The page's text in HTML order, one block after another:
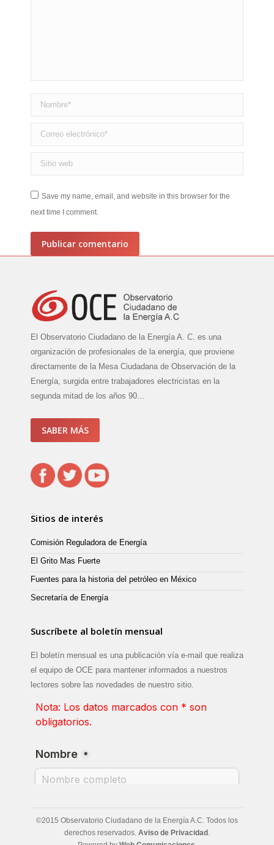
Nombre *
Correo electrónico *
Sitio web
Save my name, email, and website in this browser for the
next time I comment.
Publicar comentario
El Observatorio Ciudadano de la Energía A. C. es una
organización de profesionales de la energía, que proviene
directamente de la Mesa Ciudadana de Observación de la
Energía, surgida entre trabajadores electricistas en la
segunda mitad de los años 90...
SABER MÁS
Sitios de interés
Comisión Reguladora de Energía
El Grito Mas Fuerte
Fuentes para la historia del petróleo en México
Secretaría de Energía
Suscríbete al boletín mensual
El boletín mensual es una publicación vía e-mail que realiza
el equipo de OCE para mantener informados a nuestros
lectores sobre las novedades de nuestro sitio.
©2015 Observatorio Ciudadano de la Energía A.C. Todos los
derechos reservados. Aviso de Privacidad.